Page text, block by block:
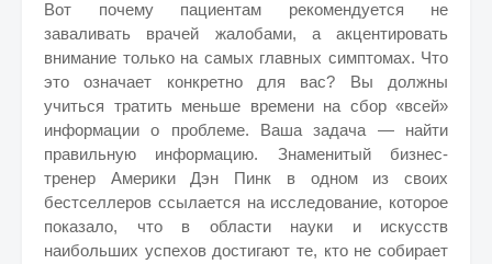
Вот почему пациентам рекомендуется не
заваливать врачей жалобами, а акцентировать
внимание только на самых главных симптомах. Что
это означает конкретно для вас? Вы должны
учиться тратить меньше времени на сбор «всей»
информации о проблеме. Ваша задача — найти
правильную информацию. Знаменитый бизнес-
тренер Америки Дэн Пинк в одном из своих
бестселлеров ссылается на исследование, которое
показало, что в области науки и искусств
наибольших успехов достигают те, кто не собирает